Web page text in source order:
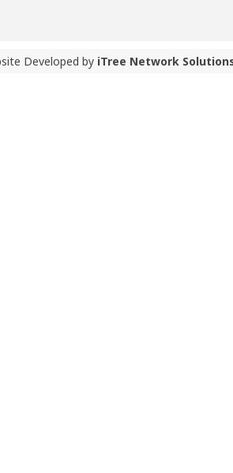
Developed by iTree Network